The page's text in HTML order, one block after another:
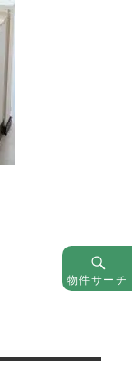
物件サーチ